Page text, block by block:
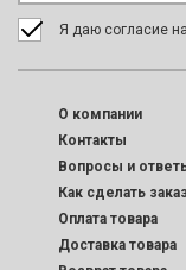
Я даю согласие
O компании
Контакты
Вопросы и
Как сделать заказ
Оплата товара
Доставка товара